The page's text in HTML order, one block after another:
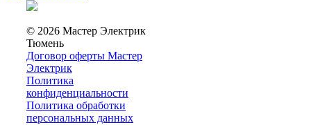
© 2026 Мастер Электрик
Тюмень
Договор оферты Мастер
Электрик
Политика
конфиденциальности
Политика обработки
персональных данных